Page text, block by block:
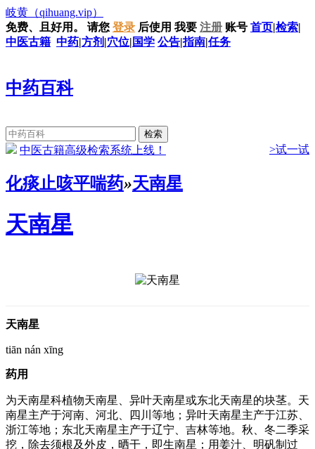
岐黄 （qihuang.vip）
免费、且好用。
请您 登录 后使用 我要 注册 账号 首页|检索|
中医古籍 中药|方剂 |穴位| 国学 公告|指南|任务
中药百科
中医古籍高级检索系统上线！ >试一试
化痰止咳平喘药»天南星
天南星
天南星
tiān nán xīng
药用
为天南星科植物天南星、异叶天南星或东北天南星的块茎。天
南星主产于河南、河北、四川等地；异叶天南星主产于江苏、
浙江等地；东北天南星主产于辽宁、吉林等地。秋、冬二季采
挖，除去须根及外皮，晒干，即生南星；用姜汁、明矾制过